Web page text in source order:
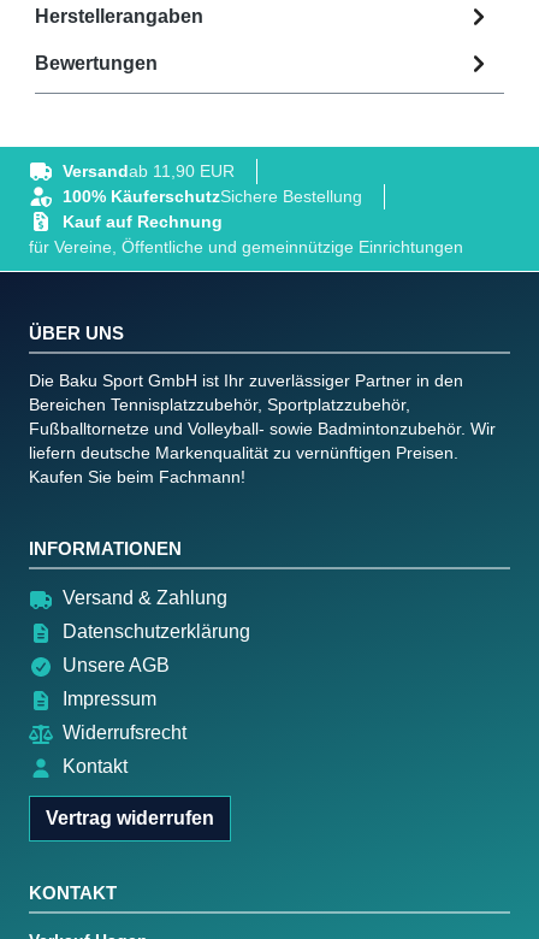
Herstellerangaben
Bewertungen
Versandab 11,90 EUR
100% KäuferschutzSichere Bestellung
Kauf auf Rechnung
für Vereine, Öffentliche und gemeinnützige Einrichtungen
ÜBER UNS
Die Baku Sport GmbH ist Ihr zuverlässiger Partner in den
Bereichen Tennisplatzzubehör, Sportplatzzubehör,
Fußballtornetze und Volleyball- sowie Badmintonzubehör. Wir
liefern deutsche Markenqualität zu vernünftigen Preisen.
Kaufen Sie beim Fachmann!
INFORMATIONEN
Versand & Zahlung
Datenschutzerklärung
Unsere AGB
Impressum
Widerrufsrecht
Kontakt
Vertrag widerrufen
KONTAKT